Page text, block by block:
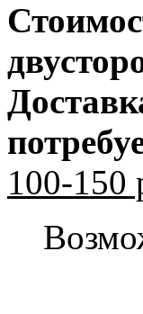
100-150